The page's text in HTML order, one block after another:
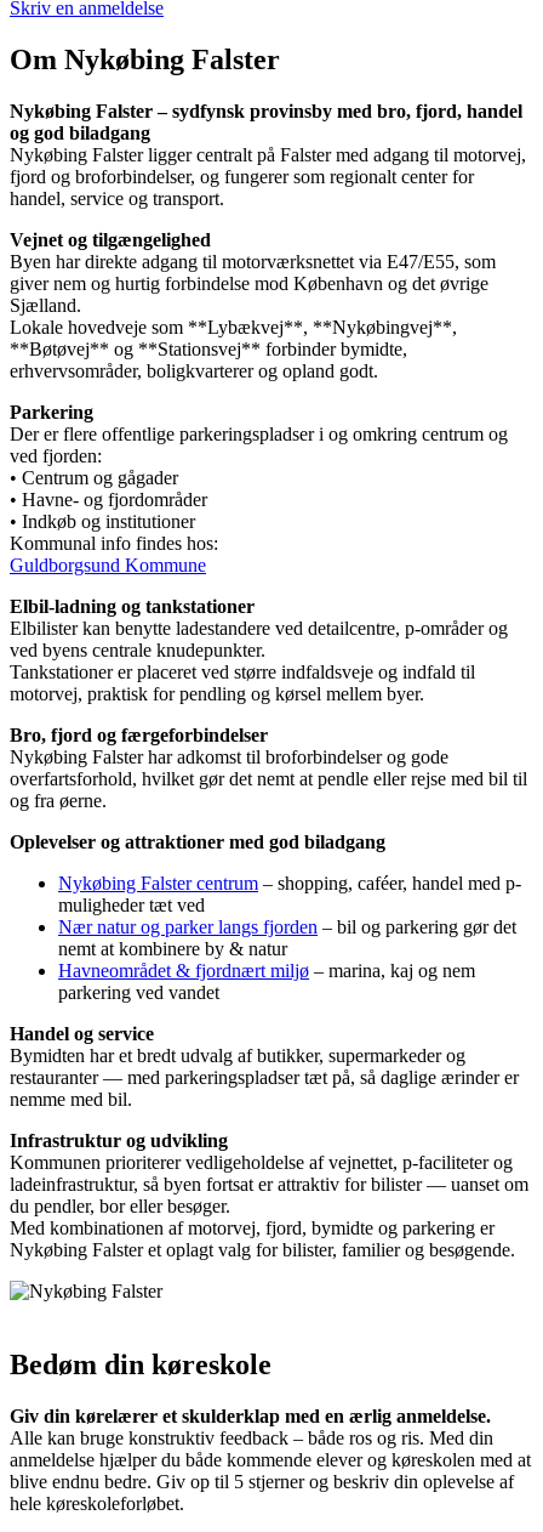
Skriv en anmeldelse
Om Nykøbing Falster
Nykøbing Falster – sydfynsk provinsby med bro, fjord, handel
og god biladgang
Nykøbing Falster ligger centralt på Falster med adgang til motorvej,
fjord og broforbindelser, og fungerer som regionalt center for
handel, service og transport.
Vejnet og tilgængelighed
Byen har direkte adgang til motorværksnettet via E47/E55, som
giver nem og hurtig forbindelse mod København og det øvrige
Sjælland.
Lokale hovedveje som **Lybækvej**, **Nykøbingvej**,
**Bøtøvej** og **Stationsvej** forbinder bymidte,
erhvervsområder, boligkvarterer og opland godt.
Parkering
Der er flere offentlige parkeringspladser i og omkring centrum og
ved fjorden:
• Centrum og gågader
• Havne- og fjordområder
• Indkøb og institutioner
Kommunal info findes hos:
Guldborgsund Kommune
Elbil-ladning og tankstationer
Elbilister kan benytte ladestandere ved detailcentre, p-områder og
ved byens centrale knudepunkter.
Tankstationer er placeret ved større indfaldsveje og indfald til
motorvej, praktisk for pendling og kørsel mellem byer.
Bro, fjord og færgeforbindelser
Nykøbing Falster har adkomst til broforbindelser og gode
overfartsforhold, hvilket gør det nemt at pendle eller rejse med bil til
og fra øerne.
Oplevelser og attraktioner med god biladgang
Nykøbing Falster centrum – shopping, caféer, handel med p-
muligheder tæt ved
Nær natur og parker langs fjorden – bil og parkering gør det
nemt at kombinere by & natur
Havneområdet & fjordnært miljø – marina, kaj og nem
parkering ved vandet
Handel og service
Bymidten har et bredt udvalg af butikker, supermarkeder og
restauranter — med parkeringspladser tæt på, så daglige ærinder er
nemme med bil.
Infrastruktur og udvikling
Kommunen prioriterer vedligeholdelse af vejnettet, p-faciliteter og
ladeinfrastruktur, så byen fortsat er attraktiv for bilister — uanset om
du pendler, bor eller besøger.
Med kombinationen af motorvej, fjord, bymidte og parkering er
Nykøbing Falster et oplagt valg for bilister, familier og besøgende.
Bedøm din køreskole
Giv din kørelærer et skulderklap med en ærlig anmeldelse.
Alle kan bruge konstruktiv feedback – både ros og ris. Med din
anmeldelse hjælper du både kommende elever og køreskolen med at
blive endnu bedre. Giv op til 5 stjerner og beskriv din oplevelse af
hele køreskoleforløbet.